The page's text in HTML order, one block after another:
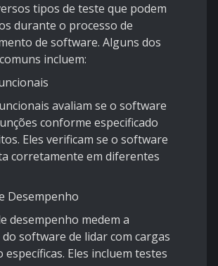
tipos de teste que podem
durante o processo de
de software. Alguns dos
incluem:
avaliam se o software
conforme especificado
Eles verificam se o software
corretamente em diferentes
Desempenho
desempenho medem a
do software de lidar com cargas
Eles incluem testes